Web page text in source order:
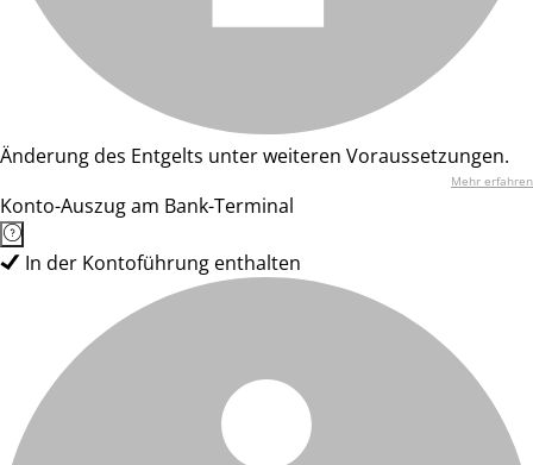
Änderung des Entgelts unter weiteren Voraussetzungen.
Mehr erfahren
Konto-Auszug am Bank-Terminal
In der Kontoführung enthalten